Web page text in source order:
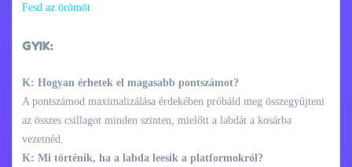
Fesd az örömöt
GYIK:
K: Hogyan érhetek el magasabb pontszámot?
A pontszámod maximalizálása érdekében próbáld meg összegyűjteni
az összes csillagot minden szinten, mielőtt a labdát a kosárba
vezetnéd.
K: Mi történik, ha a labda leesik a platformokról?